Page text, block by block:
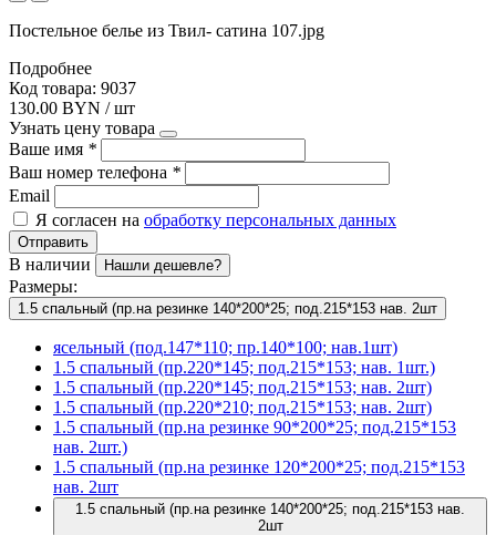
Постельное белье из Твил- сатина 107.jpg
Подробнее
Код товара: 9037
130.00 BYN / шт
Узнать цену товара
Ваше имя *
Ваш номер телефона *
Email
Я согласен на обработку персональных данных
Отправить
В наличии Нашли дешевле?
Размеры:
1.5 спальный (пр.на резинке 140*200*25; под.215*153 нав. 2шт
ясельный (под.147*110; пр.140*100; нав.1шт)
1.5 спальный (пр.220*145; под.215*153; нав. 1шт.)
1.5 спальный (пр.220*145; под.215*153; нав. 2шт)
1.5 спальный (пр.220*210; под.215*153; нав. 2шт)
1.5 спальный (пр.на резинке 90*200*25; под.215*153
нав. 2шт.)
1.5 спальный (пр.на резинке 120*200*25; под.215*153
нав. 2шт
1.5 спальный (пр.на резинке 140*200*25; под.215*153 нав.
2шт